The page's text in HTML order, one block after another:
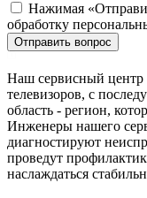
Нажимая
обработку
Отправить вопрос
Наш сервисный центр
телевизоров, с
область - регион,
Инженеры нашего
диагностируют
проведут
наслаждаться